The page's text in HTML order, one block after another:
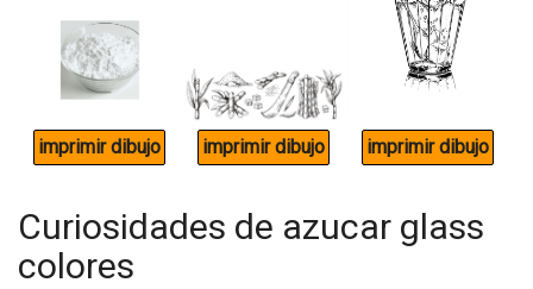
Curiosidades de azucar glass
colores